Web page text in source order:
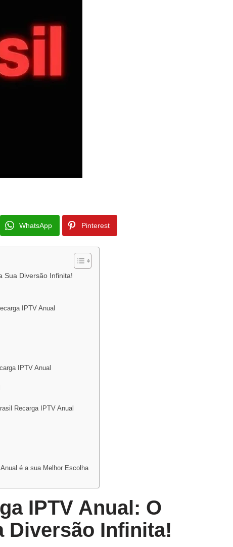
WhatsApp Pinterest
Sua Diversão Infinita!
IPTV Anual
IPTV Anual
Recarga IPTV Anual
é a sua Melhor Escolha
IPTV Anual: O
Diversão Infinita!